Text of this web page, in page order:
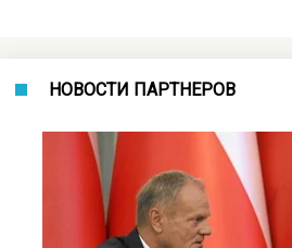
НОВОСТИ ПАРТНЕРОВ